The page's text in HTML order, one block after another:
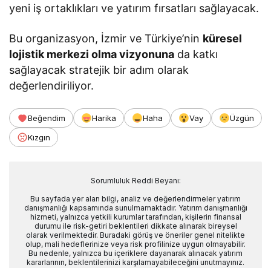
yeni iş ortaklıkları ve yatırım fırsatları sağlayacak.
Bu organizasyon, İzmir ve Türkiye’nin küresel
lojistik merkezi olma vizyonuna da katkı
sağlayacak stratejik bir adım olarak
değerlendiriliyor.
Beğendim Harika Haha Vay
Üzgün
Kızgın
Sorumluluk Reddi Beyanı:
Bu sayfada yer alan bilgi, analiz ve değerlendirmeler yatırım
danışmanlığı kapsamında sunulmamaktadır. Yatırım danışmanlığı
hizmeti, yalnızca yetkili kurumlar tarafından, kişilerin finansal
durumu ile risk-getiri beklentileri dikkate alınarak bireysel
olarak verilmektedir. Buradaki görüş ve öneriler genel nitelikte
olup, mali hedeflerinize veya risk profilinize uygun olmayabilir.
Bu nedenle, yalnızca bu içeriklere dayanarak alınacak yatırım
kararlarının, beklentilerinizi karşılamayabileceğini unutmayınız.